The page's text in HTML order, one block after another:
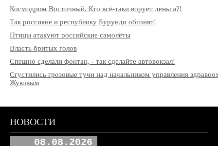
Космодром Восточный. Кто всё-таки ворует деньги?!
Так россияне и республику Бурунди обгонят!
Птицы атакуют российские самолёты
Власть бритых голов
Спешно сделали фонтан, - так сделайте автовокзал!
Сгустились грозовые тучи над начальником управления
Жуковым
НОВОСТИ
08.08.2026